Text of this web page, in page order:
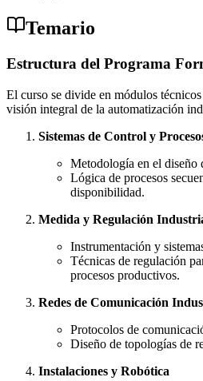
Temario
Estructura del Programa
El curso se divide en módulos
visión integral de la automatización
Sistemas de Control y
Metodología en el diseño
Lógica de procesos
disponibilidad.
Medida y Regulación
Instrumentación y
Técnicas de regulación
procesos productivos.
Redes de Comunicación
Protocolos de
Diseño de topologías de
Instalaciones y Robótica